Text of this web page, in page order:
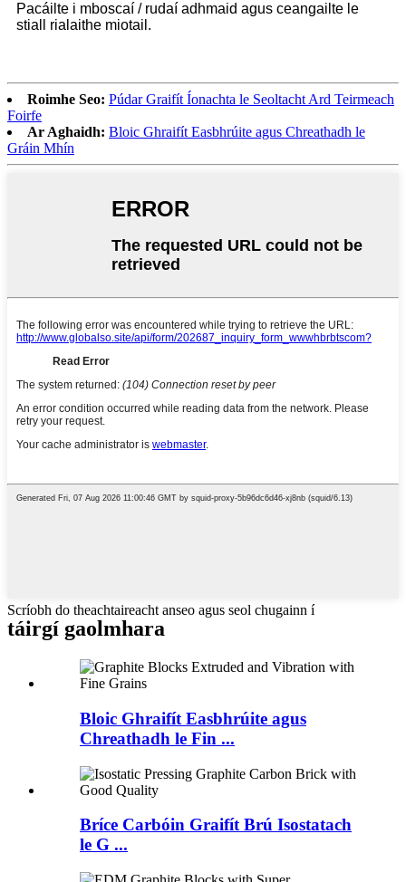
Pacáilte i mboscaí / rudaí adhmaid agus ceangailte le
stiall rialaithe miotail.
Roimhe Seo: Púdar Graifít Íonachta le Seoltacht Ard Teirmeach
Foirfe
Ar Aghaidh: Bloic Ghraifít Easbhrúite agus Chreathadh le
Gráin Mhín
Scríobh do theachtaireacht anseo agus seol chugainn í
táirgí gaolmhara
Bloic Ghraifít Easbhrúite agus
Chreathadh le Fin ...
Bríce Carbóin Graifít Brú Isostatach
le G ...